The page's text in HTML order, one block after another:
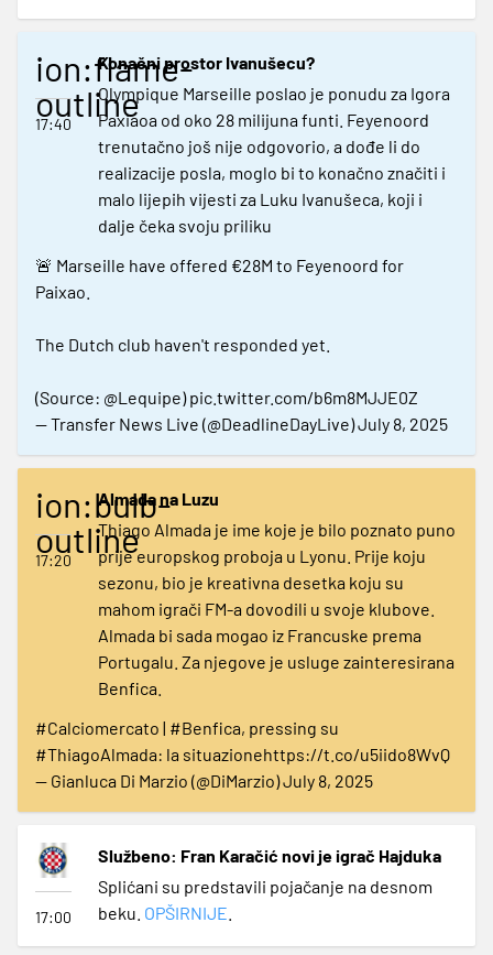
ion:flame-
outline
17:40
Konačni prostor Ivanušecu?
Olympique Marseille poslao je ponudu za Igora
Paxiaoa od oko 28 milijuna funti. Feyenoord
trenutačno još nije odgovorio, a dođe li do
realizacije posla, moglo bi to konačno značiti i
malo lijepih vijesti za Luku Ivanušeca, koji i
dalje čeka svoju priliku
🚨 Marseille have offered €28M to Feyenoord for
Paixao.
The Dutch club haven't responded yet.
(Source: @Lequipe)pic.twitter.com/b6m8MJJE0Z
— Transfer News Live (@DeadlineDayLive)July 8, 2025
ion:bulb-
outline
17:20
Almada na Luzu
Thiago Almada je ime koje je bilo poznato puno
prije europskog proboja u Lyonu. Prije koju
sezonu, bio je kreativna desetka koju su
mahom igrači FM-a dovodili u svoje klubove.
Almada bi sada mogao iz Francuske prema
Portugalu. Za njegove je usluge zainteresirana
Benfica.
#Calciomercato | #Benfica, pressing su
#ThiagoAlmada: la situazionehttps://t.co/u5iido8WvQ
— Gianluca Di Marzio (@DiMarzio)July 8, 2025
17:00
Službeno: Fran Karačić novi je igrač Hajduka
Splićani su predstavili pojačanje na desnom
beku. OPŠIRNIJE